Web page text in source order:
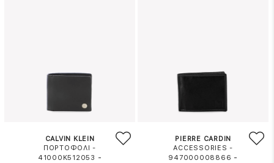
CALVIN KLEIN
ΠΟΡΤΟΦΟΛΙ -
41000K512053 -
PIERRE CARDIN
ACCESSORIES -
947000008866 -